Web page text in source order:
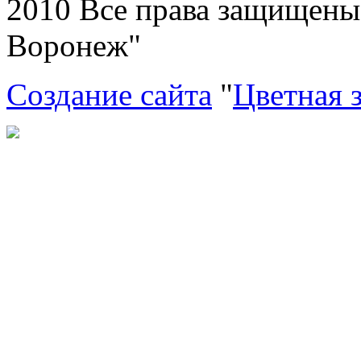
2010 Все права
Воронеж"
Создание сайта "Цветная